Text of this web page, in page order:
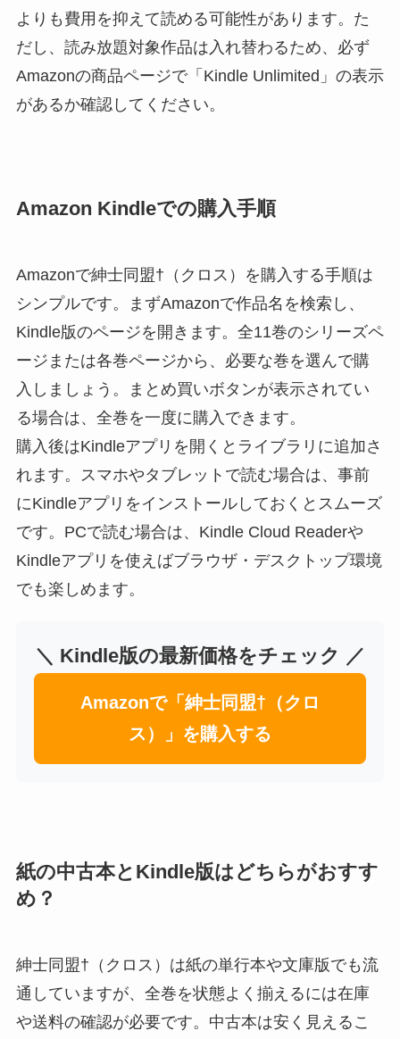
よりも費用を抑えて読める可能性があります。た
だし、読み放題対象作品は入れ替わるため、必ず
Amazonの商品ページで「Kindle Unlimited」の表示
があるか確認してください。
Amazon Kindleでの購入手順
Amazonで紳士同盟†（クロス）を購入する手順は
シンプルです。まずAmazonで作品名を検索し、
Kindle版のページを開きます。全11巻のシリーズペ
ージまたは各巻ページから、必要な巻を選んで購
入しましょう。まとめ買いボタンが表示されてい
る場合は、全巻を一度に購入できます。
購入後はKindleアプリを開くとライブラリに追加さ
れます。スマホやタブレットで読む場合は、事前
にKindleアプリをインストールしておくとスムーズ
です。PCで読む場合は、Kindle Cloud Readerや
Kindleアプリを使えばブラウザ・デスクトップ環境
でも楽しめます。
＼ Kindle版の最新価格をチェック ／
Amazonで「紳士同盟†（クロ
ス）」を購入する
紙の中古本とKindle版はどちらがおすす
め？
紳士同盟†（クロス）は紙の単行本や文庫版でも流
通していますが、全巻を状態よく揃えるには在庫
や送料の確認が必要です。中古本は安く見えるこ